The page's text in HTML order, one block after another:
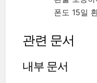
폰도 15일
관련 문서
내부 문서